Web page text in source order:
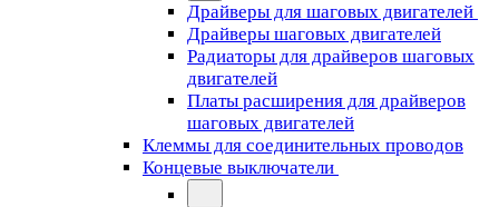
Драйверы для шаговых двигателей
Драйверы шаговых двигателей
Радиаторы для драйверов шаговых
двигателей
Платы расширения для драйверов
шаговых двигателей
Клеммы для соединительных проводов
Концевые выключатели